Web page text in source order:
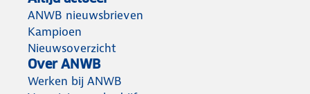
ANWB nieuwsbrieven
Kampioen
Nieuwsoverzicht
Over ANWB
Werken bij ANWB